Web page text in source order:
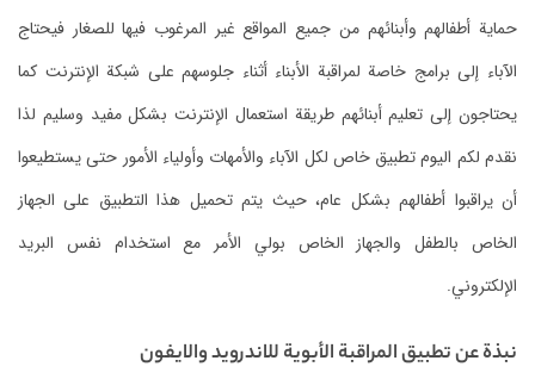
حماية أطفالهم وأبنائهم من جميع المواقع غير المرغوب فيها للصغار فيحتاج
الآباء إلى برامج خاصة لمراقبة الأبناء أثناء جلوسهم على شبكة الإنترنت كما
يحتاجون إلى تعليم أبنائهم طريقة استعمال الإنترنت بشكل مفيد وسليم لذا
نقدم لكم اليوم تطبيق خاص لكل الآباء والأمهات وأولياء الأمور حتى يستطيعوا
أن يراقبوا أطفالهم بشكل عام، حيث يتم تحميل هذا التطبيق على الجهاز
الخاص بالطفل والجهاز الخاص بولي الأمر مع استخدام نفس البريد
الإلكتروني.
نبذة عن تطبيق المراقبة الأبوية للاندرويد والايفون